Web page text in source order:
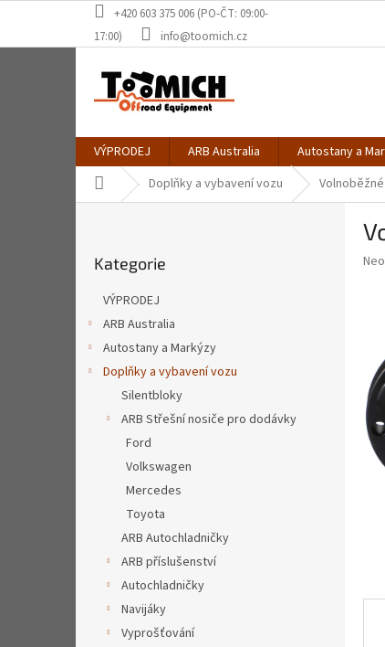
obsah
+420 603 375 006 (PO-ČT: 09:00-
17:00)
info@toomich.cz
VÝPRODEJ ARB Australia Autostany a
Domů Doplňky a vybavení vozu
kategorie
Kategorie
VÝPRODEJ
ARB Australia
Autostany a Markýzy
Doplňky a vybavení vozu
Silentbloky
ARB Střešní nosiče pro dodávky
Ford
Volkswagen
Mercedes
Toyota
ARB Autochladničky
ARB příslušenství
Autochladničky
Navijáky
Vyprošťování